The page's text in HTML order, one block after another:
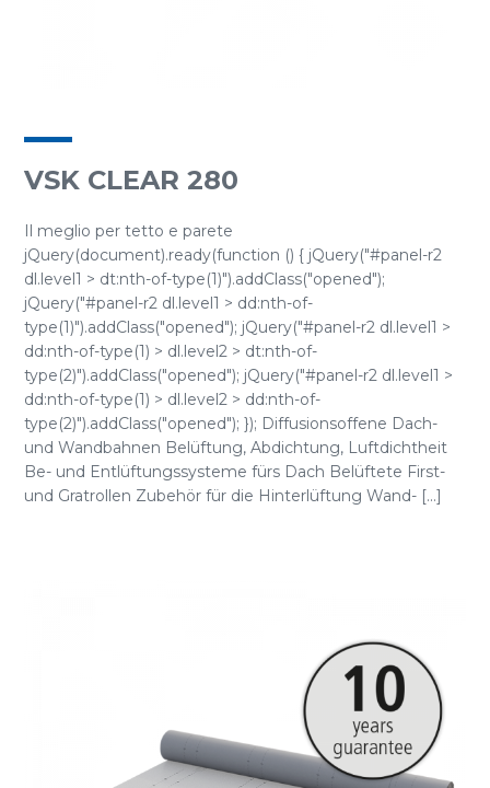
VSK CLEAR 280
Il meglio per tetto e parete
jQuery(document).ready(function () { jQuery("#panel-r2
dl.level1 > dt:nth-of-type(1)").addClass("opened");
jQuery("#panel-r2 dl.level1 > dd:nth-of-
type(1)").addClass("opened"); jQuery("#panel-r2 dl.level1 >
dd:nth-of-type(1) > dl.level2 > dt:nth-of-
type(2)").addClass("opened"); jQuery("#panel-r2 dl.level1 >
dd:nth-of-type(1) > dl.level2 > dd:nth-of-
type(2)").addClass("opened"); }); Diffusionsoffene Dach-
und Wandbahnen Belüftung, Abdichtung, Luftdichtheit
Be- und Entlüftungssysteme fürs Dach Belüftete First-
und Gratrollen Zubehör für die Hinterlüftung Wand- [...]